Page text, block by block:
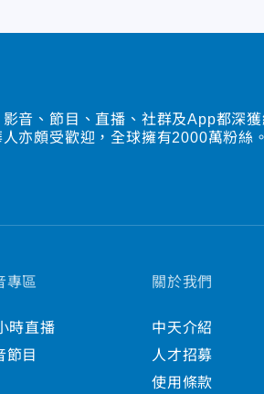
音、節目、直播、社群及App都深
亦頗受歡迎，全球擁有2000萬粉絲。
專區
時直播
節目
關於我們
中天介紹
人才招募
使用條款